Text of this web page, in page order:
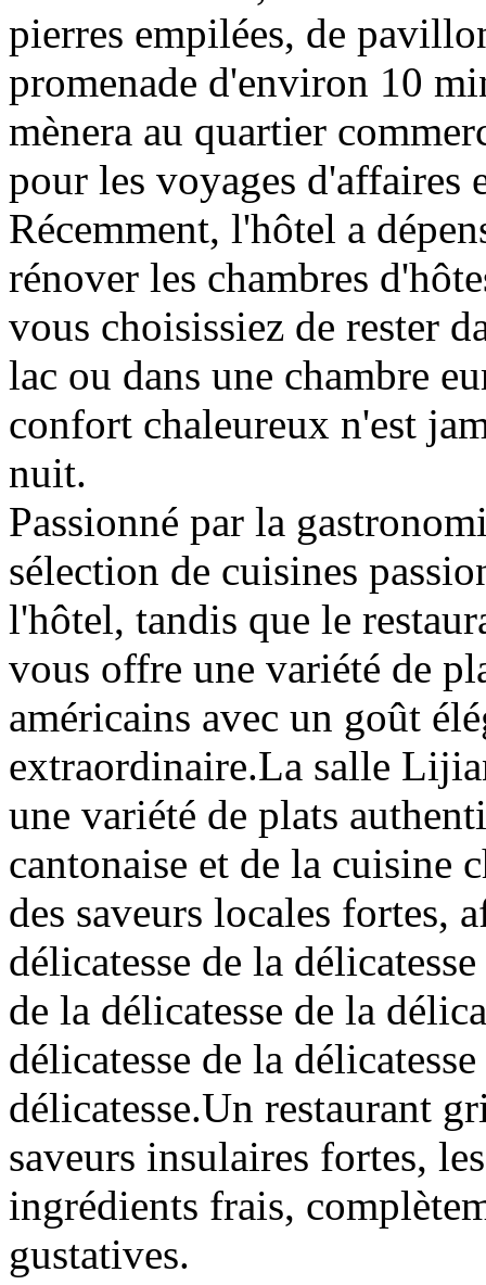
pierres empilées, de
promenade d'environ 10
mènera au quartier
pour les voyages d'affaires
Récemment, l'hôtel a
rénover les chambres
vous choisissiez de rester
lac ou dans une chambre
confort chaleureux n'est
nuit.
Passionné par la
sélection de cuisines
l'hôtel, tandis que le
vous offre une variété de
américains avec un goût
extraordinaire.La salle
une variété de plats
cantonaise et de la cuisine
des saveurs locales fortes,
délicatesse de la
de la délicatesse de la
délicatesse de la
délicatesse.Un restaurant
saveurs insulaires fortes,
ingrédients frais,
gustatives.